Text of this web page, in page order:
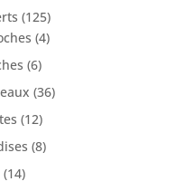
(125)
(4)
(6)
(36)
(12)
(8)
(14)